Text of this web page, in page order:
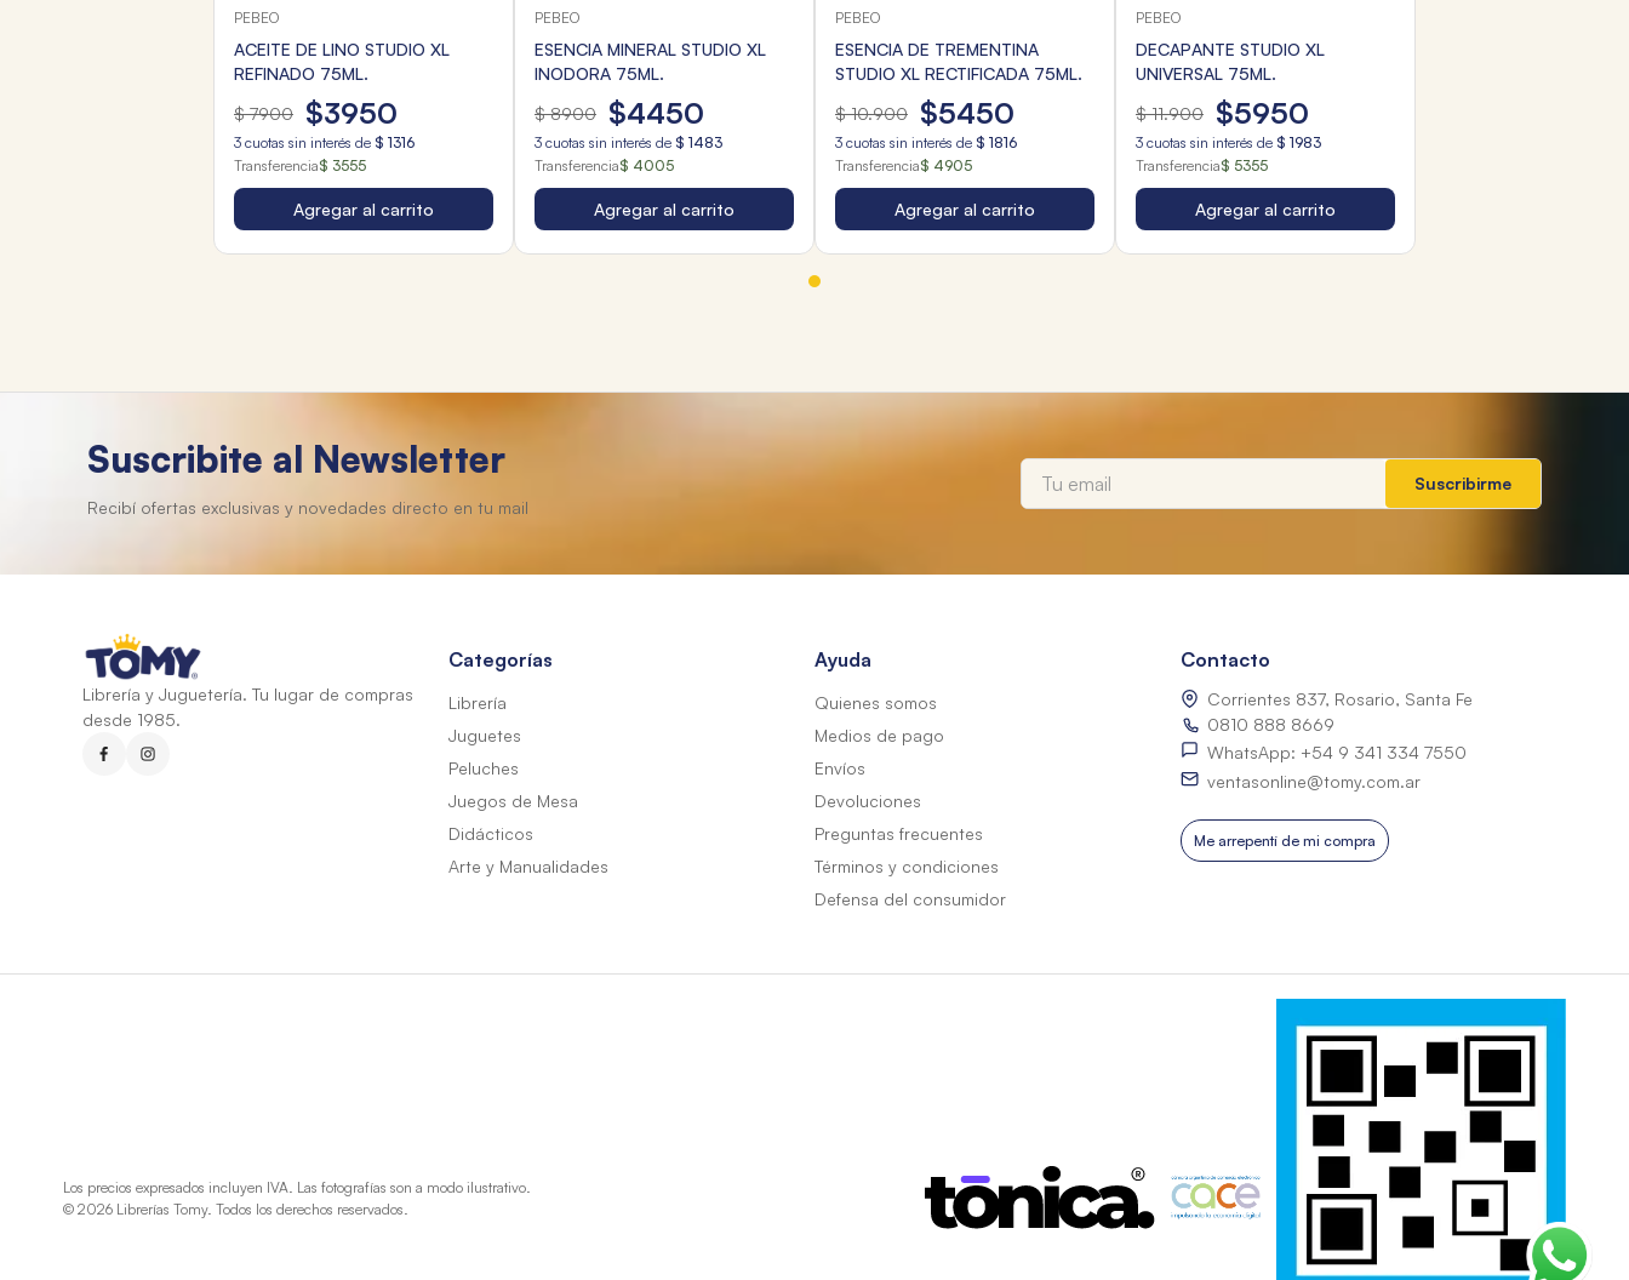
PEBEO
ACEITE DE LINO STUDIO XL
REFINADO 75ML.
$ 7900 $3950
3 cuotas sin interés de $ 1316
Transferencia$ 3555
Agregar al carrito
PEBEO
ESENCIA MINERAL STUDIO XL
INODORA 75ML.
$ 8900 $4450
3 cuotas sin interés de $ 1483
Transferencia$ 4005
Agregar al carrito
PEBEO
ESENCIA DE TREMENTINA
STUDIO XL RECTIFICADA 75ML.
$ 10.900 $5450
3 cuotas sin interés de $ 1816
Transferencia$ 4905
Agregar al carrito
PEBEO
DECAPANTE STUDIO XL
UNIVERSAL 75ML.
$ 11.900 $5950
3 cuotas sin interés de $ 1983
Transferencia$ 5355
Agregar al carrito
Suscribite al Newsletter
Suscribirme
Librería y Juguetería. Tu lugar de compras
desde 1985.
Categorías
Librería
Juguetes
Peluches
Juegos de Mesa
Didácticos
Arte y Manualidades
Ayuda
Quienes somos
Medios de pago
Envíos
Devoluciones
Preguntas frecuentes
Términos y condiciones
Defensa del consumidor
Contacto
Corrientes 837, Rosario, Santa Fe
0810 888 8669
WhatsApp: +54 9 341 334 7550
ventasonline@tomy.com.ar
Me arrepentí de mi compra
Los precios expresados incluyen IVA. Las fotografías son a modo ilustrativo.
© 2026 Librerías Tomy. Todos los derechos reservados.